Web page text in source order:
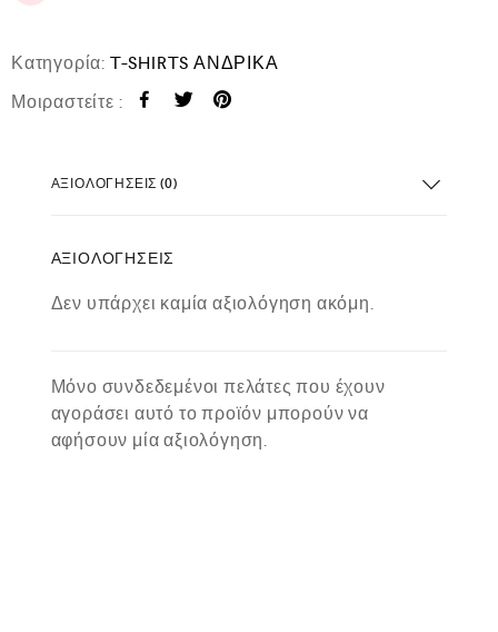
Κατηγορία: T-SHIRTS ΑΝΔΡΙΚΑ
Μοιραστείτε :
ΑΞΙΟΛΟΓΉΣΕΙΣ (0)
ΑΞΙΟΛΟΓΉΣΕΙΣ
Δεν υπάρχει καμία αξιολόγηση ακόμη.
Μόνο συνδεδεμένοι πελάτες που έχουν
αγοράσει αυτό το προϊόν μπορούν να
αφήσουν μία αξιολόγηση.